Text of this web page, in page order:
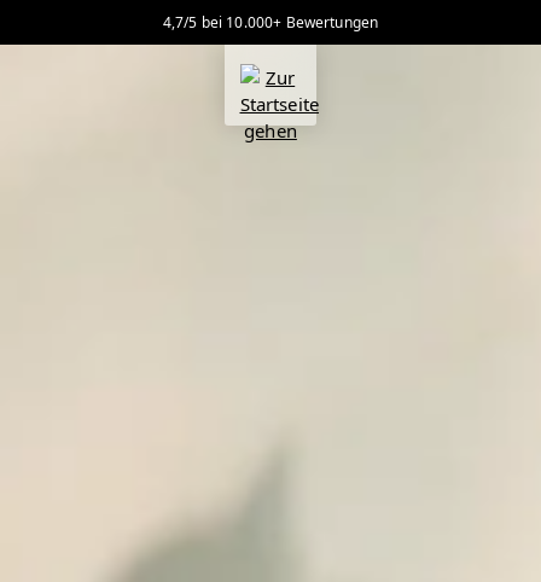
4,7/5 bei 10.000+ Bewertungen